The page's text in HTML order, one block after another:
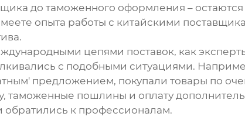
до таможенного оформления –
опыта работы с китайскими
цепями поставок, как
с подобными ситуациями.
предложением, покупали товары по
таможенные пошлины и оплату
к профессионалам.